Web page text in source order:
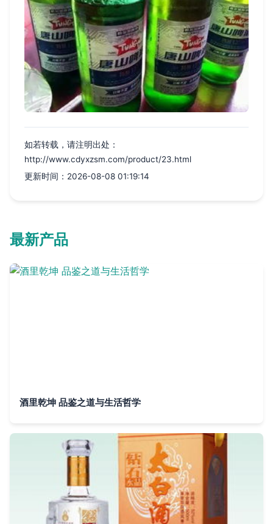
如若转载，请注明出处：
http://www.cdyxzsm.com/product/23.html
更新时间：2026-08-08 01:19:14
最新产品
酒里乾坤 品鉴之道与生活哲学